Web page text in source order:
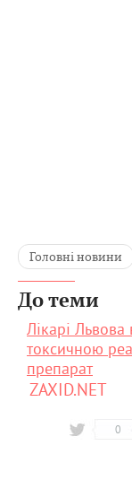
Головні новини
До теми
Лікарі
токсичною
препарат
ZAXID.NET
0